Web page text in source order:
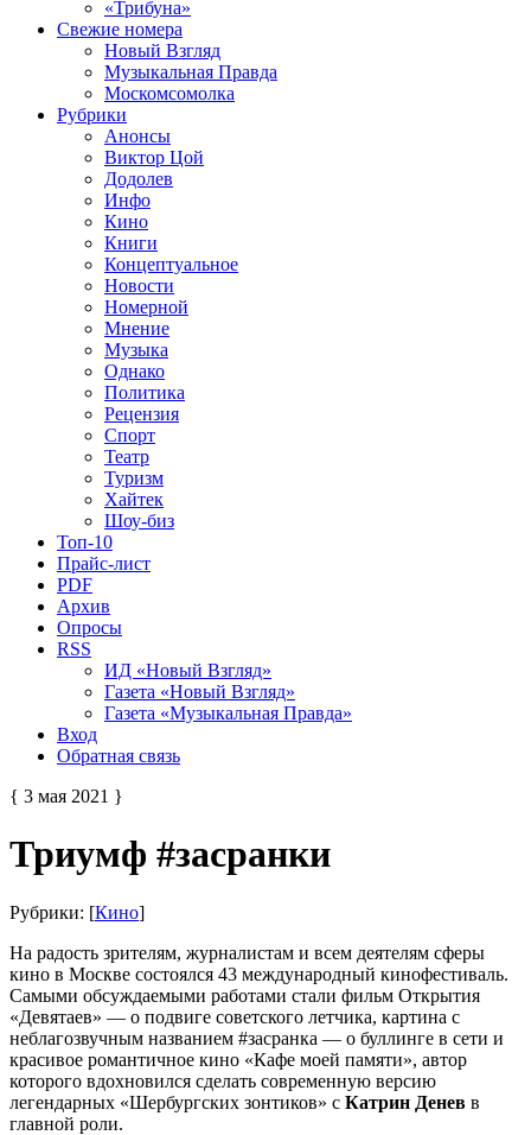
«Трибуна»
Свежие номера
Новый Взгляд
Музыкальная Правда
Москомсомолка
Рубрики
Анонсы
Виктор Цой
Додолев
Инфо
Кино
Книги
Концептуальное
Новости
Номерной
Мнение
Музыка
Однако
Политика
Рецензия
Спорт
Театр
Туризм
Хайтек
Шоу-биз
Топ-10
Прайс-лист
PDF
Архив
Опросы
RSS
ИД «Новый Взгляд»
Газета «Новый Взгляд»
Газета «Музыкальная Правда»
Вход
Обратная связь
{ 3 мая 2021 }
Триумф #засранки
Рубрики: [Кино]
На радость зрителям, журналистам и всем деятелям сферы
кино в Москве состоялся 43 международный кинофестиваль.
Самыми обсуждаемыми работами стали фильм Открытия
«Девятаев» — о подвиге советского летчика, картина с
неблагозвучным названием #засранка — о буллинге в сети и
красивое романтичное кино «Кафе моей памяти», автор
которого вдохновился сделать современную версию
легендарных «Шербургских зонтиков» с Катрин Денев в
главной роли.